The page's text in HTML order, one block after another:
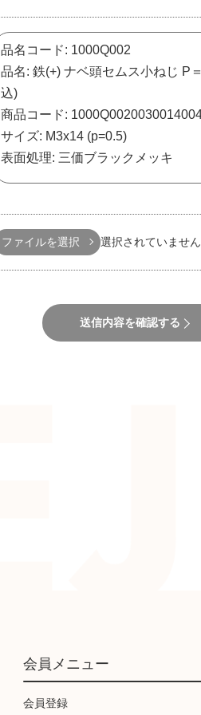
ファイルを選択 選択されていません
送信内容を確認する
会員メニュー
会員登録